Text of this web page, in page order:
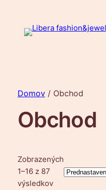
Domov/ Obchod
Obchod
Zobrazených
1–16 z 87
výsledkov